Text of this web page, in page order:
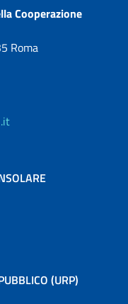
Cooperazione
Roma
(URP)